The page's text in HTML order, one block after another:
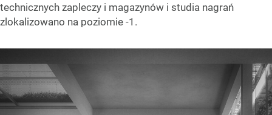
technicznych zapleczy i magazynów i studia nagrań
zlokalizowano na poziomie -1.